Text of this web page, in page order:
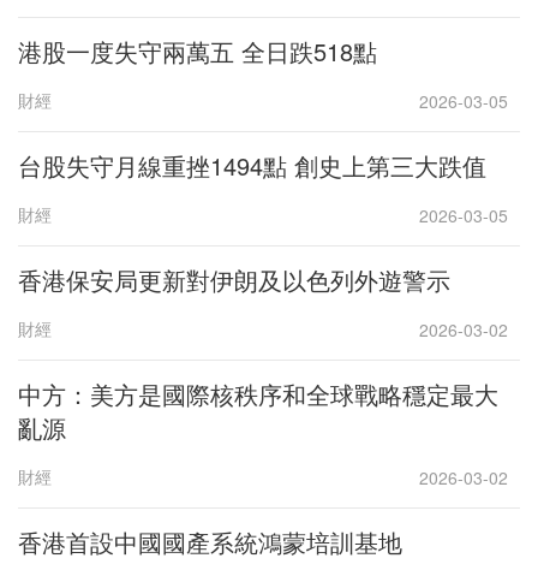
港股一度失守兩萬五 全日跌518點
財經 2026-03-05
台股失守月線重挫1494點 創史上第三大跌值
財經 2026-03-05
香港保安局更新對伊朗及以色列外遊警示
財經 2026-03-02
中方：美方是國際核秩序和全球戰略穩定最大
亂源
財經 2026-03-02
香港首設中國國產系統鴻蒙培訓基地